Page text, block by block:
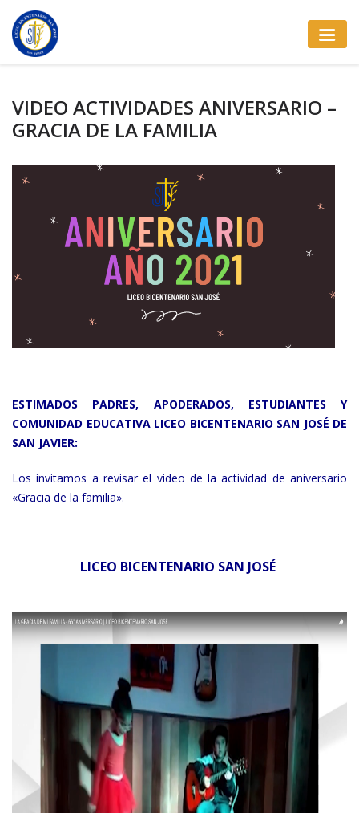
VIDEO ACTIVIDADES ANIVERSARIO –
GRACIA DE LA FAMILIA
ESTIMADOS PADRES, APODERADOS, ESTUDIANTES Y
COMUNIDAD EDUCATIVA LICEO BICENTENARIO SAN JOSÉ DE
SAN JAVIER:
Los invitamos a revisar el video de la actividad de aniversario
«Gracia de la familia».
LICEO BICENTENARIO SAN JOSÉ